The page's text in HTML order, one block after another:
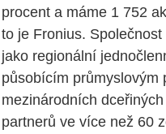
procent a máme 1 752
to je Fronius.
jako regionální
působícím průmyslovým
mezinárodních
partnerů ve více než 60